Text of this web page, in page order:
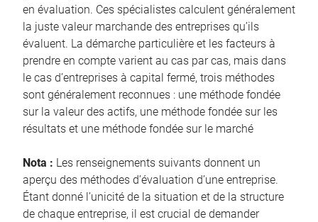
en évaluation. Ces spécialistes calculent généralement
la juste valeur marchande des entreprises qu’ils
évaluent. La démarche particulière et les facteurs à
prendre en compte varient au cas par cas, mais dans
le cas d’entreprises à capital fermé, trois méthodes
sont généralement reconnues : une méthode fondée
sur la valeur des actifs, une méthode fondée sur les
résultats et une méthode fondée sur le marché
Nota : Les renseignements suivants donnent un
aperçu des méthodes d’évaluation d’une entreprise.
Étant donné l’unicité de la situation et de la structure
de chaque entreprise, il est crucial de demander